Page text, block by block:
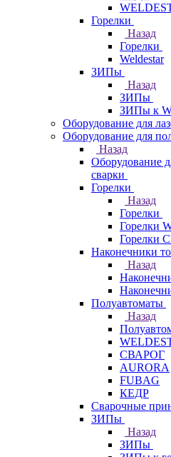
Горелки
Назад
Горелки
Weldestar
ЗИПы
Назад
ЗИПы
ЗИПы к
Оборудование для
Оборудование для
Назад
Оборудование
сварки
Горелки
Назад
Горелки
Горелки
Горелки
Наконечники
Назад
Полуавтоматы
Назад
СВАРОГ
AURORA
FUBAG
КЕДР
Сварочные
ЗИПы
Назад
ЗИПы